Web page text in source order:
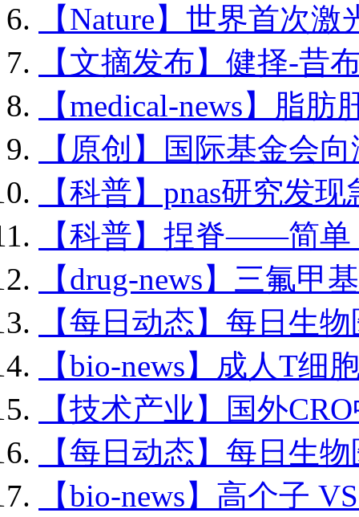
【Nature】世界首次激
【文摘发布】健择-昔
【medical-news】脂肪
【原创】国际基金会
【科普】pnas研究发现
【科普】捏脊——简单
【drug-news】三氟甲
【每日动态】每日生
【bio-news】成人T细
【技术产业】国外
【每日动态】每日生
【bio-news】高个子